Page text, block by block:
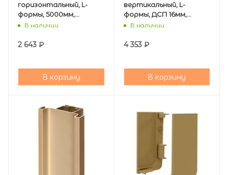
горизонтальный, L-
формы, 5000мм,
золото, AQ
В наличии
2 643 ₽
В корзину
вертикальный, L-
формы, ДСП 16мм,
5000мм, золото, AQ
В наличии
4 353₽
В корзину